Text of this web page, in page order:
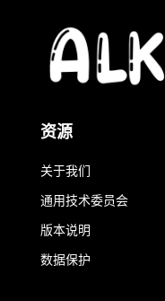
资源
关于我们
通用技术委员会
版本说明
数据保护